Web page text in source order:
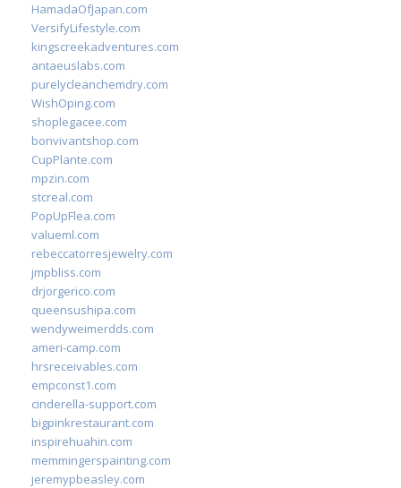
HamadaOfJapan.com
VersifyLifestyle.com
kingscreekadventures.com
antaeuslabs.com
purelycleanchemdry.com
WishOping.com
shoplegacee.com
bonvivantshop.com
CupPlante.com
mpzin.com
stcreal.com
PopUpFlea.com
valueml.com
rebeccatorresjewelry.com
jmpbliss.com
drjorgerico.com
queensushipa.com
wendyweimerdds.com
ameri-camp.com
hrsreceivables.com
empconst1.com
cinderella-support.com
bigpinkrestaurant.com
inspirehuahin.com
memmingerspainting.com
jeremypbeasley.com